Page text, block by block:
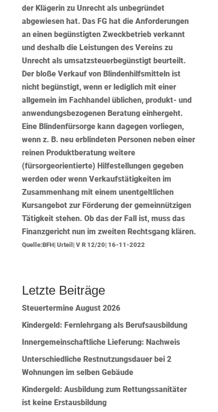
der Klägerin zu Unrecht als unbegründet
abgewiesen hat. Das FG hat die Anforderungen
an einen begünstigten Zweckbetrieb verkannt
und deshalb die Leistungen des Vereins zu
Unrecht als umsatzsteuerbegünstigt beurteilt.
Der bloße Verkauf von Blindenhilfsmitteln ist
nicht begünstigt, wenn er lediglich mit einer
allgemein im Fachhandel üblichen, produkt- und
anwendungsbezogenen Beratung einhergeht.
Eine Blindenfürsorge kann dagegen vorliegen,
wenn z. B. neu erblindeten Personen neben einer
reinen Produktberatung weitere
(fürsorgeorientierte) Hilfestellungen gegeben
werden oder wenn Verkaufstätigkeiten im
Zusammenhang mit einem unentgeltlichen
Kursangebot zur Förderung der gemeinnützigen
Tätigkeit stehen. Ob das der Fall ist, muss das
Finanzgericht nun im zweiten Rechtsgang klären.
Quelle:BFH| Urteil| V R 12/20| 16-11-2022
Letzte Beiträge
Steuertermine August 2026
Kindergeld: Fernlehrgang als Berufsausbildung
Innergemeinschaftliche Lieferung: Nachweis
Unterschiedliche Restnutzungsdauer bei 2
Wohnungen im selben Gebäude
Kindergeld: Ausbildung zum Rettungssanitäter
ist keine Erstausbildung